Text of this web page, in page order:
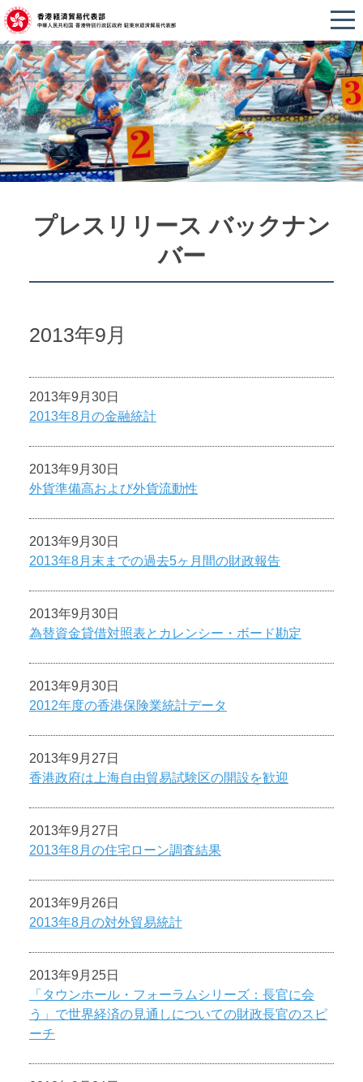
プレスリリース バックナン
バー
2013年9月
2013年9月30日
2013年8月の金融統計
2013年9月30日
外貨準備高および外貨流動性
2013年9月30日
2013年8月末までの過去5ヶ月間の財政報告
2013年9月30日
為替資金貸借対照表とカレンシー・ボード勘定
2013年9月30日
2012年度の香港保険業統計データ
2013年9月27日
香港政府は上海自由貿易試験区の開設を歓迎
2013年9月27日
2013年8月の住宅ローン調査結果
2013年9月26日
2013年8月の対外貿易統計
2013年9月25日
「タウンホール・フォーラムシリーズ：長官に会
う」で世界経済の見通しについての財政長官のスピ
ーチ